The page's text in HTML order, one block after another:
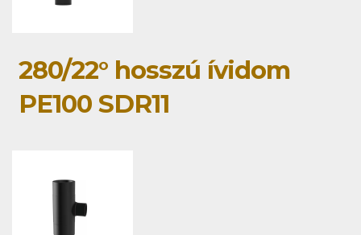
280/22° hosszú ívidom
PE100 SDR11